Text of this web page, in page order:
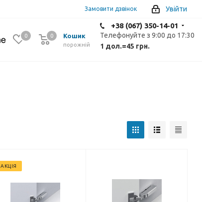
Увійти
Замовити дзвінок
+38 (067) 350-14-01
Телефонуйте з 9:00 до 17:30
1 дол.=45 грн.
0 Кошик
0
порожній
0
АКЦІЯ